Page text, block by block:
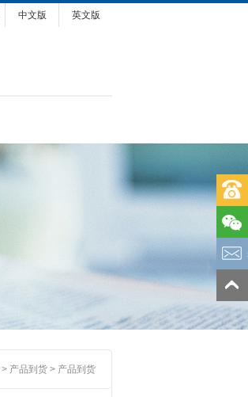
英文版
中文版
> 产品到货 > 产品到货